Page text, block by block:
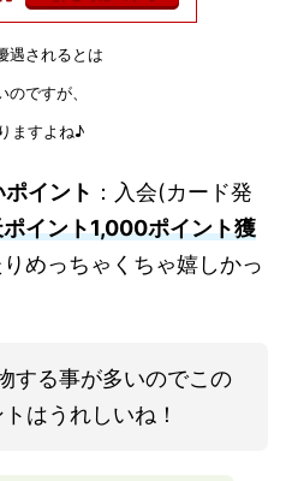
遇されるとは
のですが、
ますよね♪
イント ：入会(カード発
イント1,000ポイント獲
めっちゃくちゃ嬉しかっ
する事が多いのでこの
はうれしいね！